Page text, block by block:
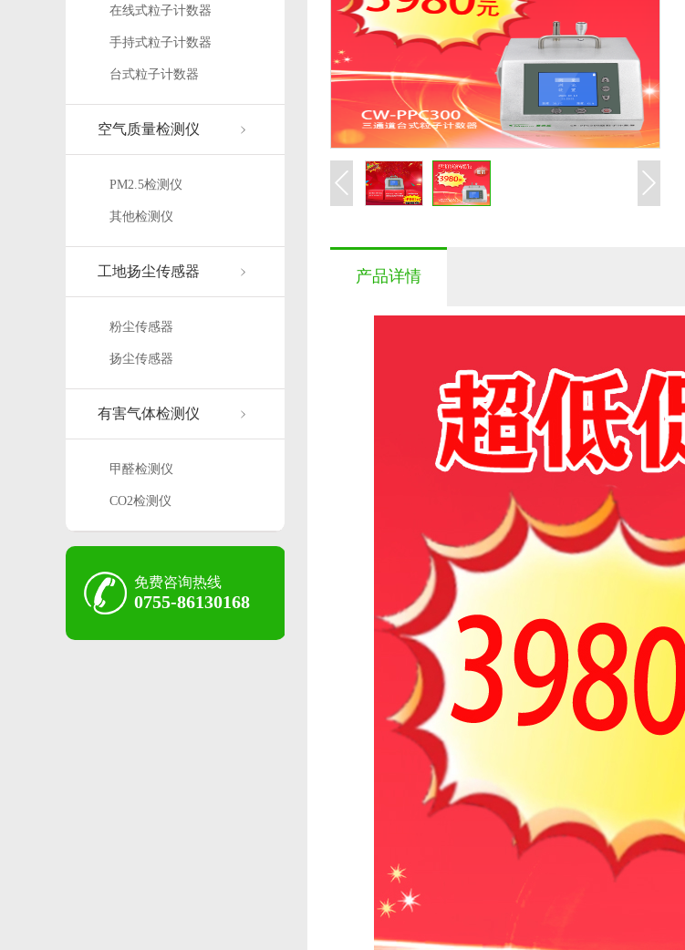
在线式粒子计数器
手持式粒子计数器
台式粒子计数器
空气质量检测仪
PM2.5检测仪
其他检测仪
工地扬尘传感器
粉尘传感器
扬尘传感器
有害气体检测仪
甲醛检测仪
CO2检测仪
免费咨询热线
0755-86130168
产品详情